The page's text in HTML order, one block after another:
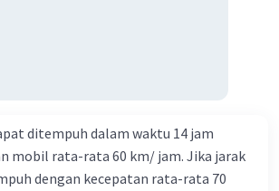
ditempuh dalam waktu 14 jam
mobil rata-rata 60 km/ jam. Jika jarak
dengan kecepatan rata-rata 70